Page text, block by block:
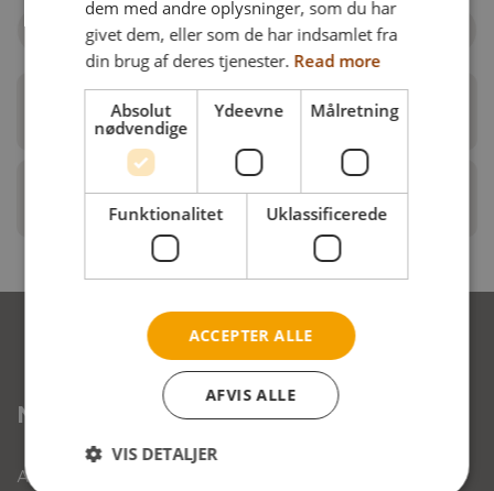
Filtrer efter kørestol
Halvbord Netti III Family
Halvbord Netti V Family
Netti & Meyra
Alu Rehab ApS
dem med andre oplysninger, som du har
givet dem, eller som de har indsamlet fra
din brug af deres tjenester. Read more
Absolut
nødvendige
Ydeevne Målretning
Funktionalitet Uklassificerede
ACCEPTER ALLE
AFVIS ALLE
VIS DETALJER